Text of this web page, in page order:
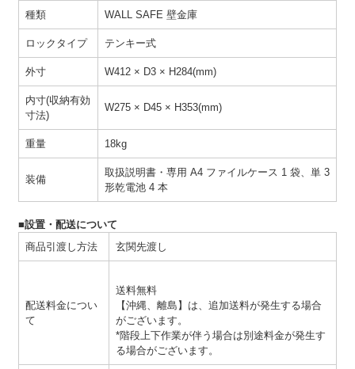
種類 WALL SAFE 壁金庫
ロックタイプ テンキー式
外寸 W412 × D3 × H284(mm)
内寸(収納有効
寸法)
W275 × D45 × H353(mm)
重量 18kg
装備
取扱説明書・専用 A4 ファイルケース 1 袋、単 3
形乾電池 4 本
■設置・配送について
商品引渡し方法
玄関先渡し
配送料金につい
て
送料無料
【沖縄、離島】は、追加送料が発生する場合
がございます。
*階段上下作業が伴う場合は別途料金が発生す
る場合がございます。